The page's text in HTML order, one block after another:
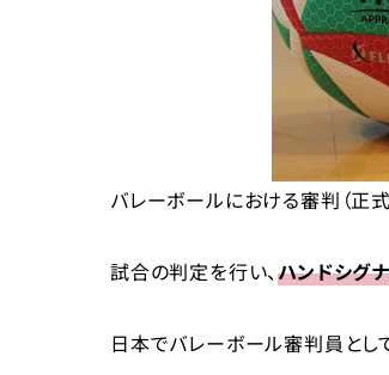
国際的な活躍も期待できる
最新の知識を身につけるこ
就職の際に強みになる
バレーボールにおける審判（正
試合の判定を行い、ハンドシグ
日本でバレーボール審判員とし